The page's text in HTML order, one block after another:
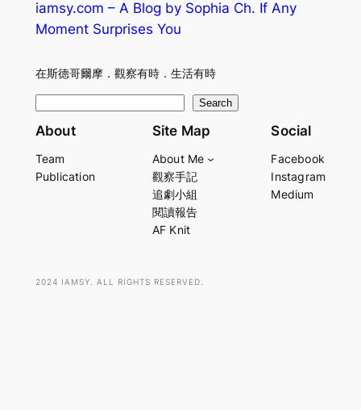
iamsy.com – A Blog by Sophia Ch. If Any
Moment Surprises You
在斯德哥爾摩．觀察有時．生活有時
e
r
Search
About
Team
Publication
Site Map
About Me
觀察手記
追劇小組
閱讀報告
AF Knit
Social
Facebook
Instagram
Medium
2024 IAMSY. ALL RIGHTS RESERVED.